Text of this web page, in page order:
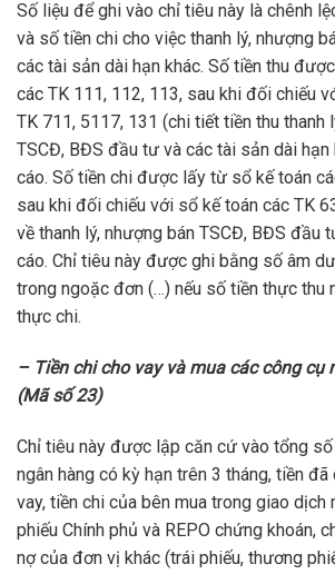
Số liệu để ghi vào chỉ tiêu này là chênh
và số tiền chi cho việc thanh lý, nhượng
các tài sản dài hạn khác. Số tiền thu
các TK 111, 112, 113, sau khi đối chiếu
TK 711, 5117, 131 (chi tiết tiền thu thanh
TSCĐ, BĐS đầu tư và các tài sản dài hạn
cáo. Số tiền chi được lấy từ sổ kế toán
sau khi đối chiếu với sổ kế toán các TK
về thanh lý, nhượng bán TSCĐ, BĐS đầu
cáo. Chỉ tiêu này được ghi bằng số âm
trong ngoặc đơn (…) nếu số tiền thực thu
thực chi.
– Tiền chi cho vay và mua các công cụ
(Mã số 23)
Chỉ tiêu này được lập căn cứ vào tổng
ngân hàng có kỳ hạn trên 3 tháng, tiền
vay, tiền chi của bên mua trong giao dịch
phiếu Chính phủ và REPO chứng khoán,
nợ của đơn vị khác (trái phiếu, thương